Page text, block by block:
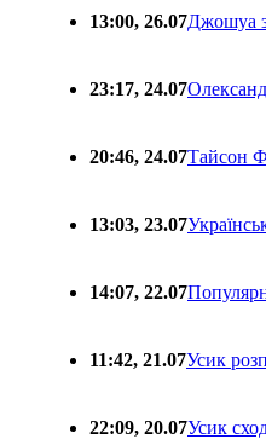
13:00, 26.07Джошуа
23:17, 24.07
20:46, 24.07Тайсон
13:03, 23.07
14:07, 22.07
11:42, 21.07Усик
22:09, 20.07Усик